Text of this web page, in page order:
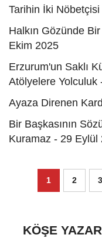
Tarihin İki
Halkın Gözünde
Ekim 2025
Erzurum'un Saklı
Atölyelere Yolculuk
Ayaza Direnen
Bir Başkasının
Kuramaz - 29 Eylül
1 2 3
KÖŞE